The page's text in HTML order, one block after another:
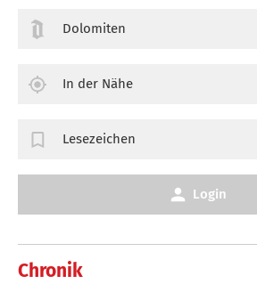
Chronik
Dolomiten
In der Nähe
Lesezeichen
Login